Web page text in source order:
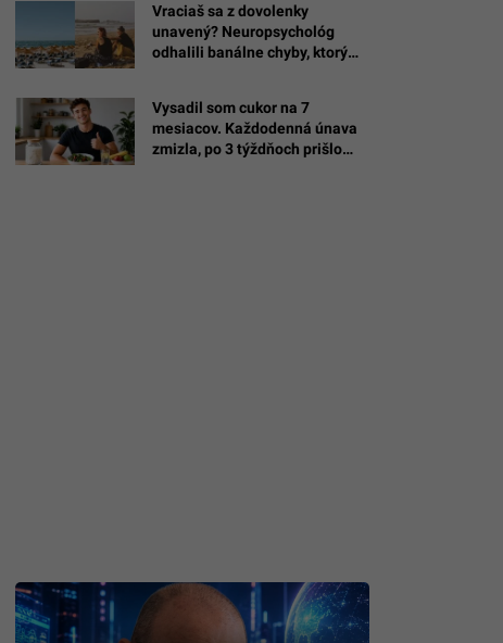
Vraciaš sa z dovolenky
unavený? Neuropsychológ
odhalili banálne chyby, ktorými
Vysadil som cukor na 7
mesiacov. Každodenná únava
zmizla, po 3 týždňoch prišlo